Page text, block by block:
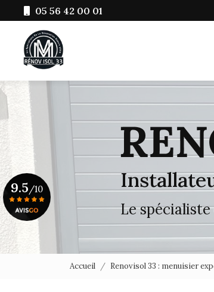
au
contenu
principal
05 56 42 00 01
Le
9.5/10
Voir le certificat
Accueil Renovisol 33 : menuisier